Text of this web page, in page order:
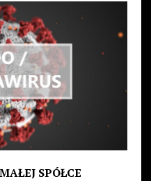
SPÓŁCE